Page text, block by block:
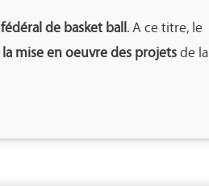
de basket ball. A ce titre, le
mise en oeuvre des projetsde la